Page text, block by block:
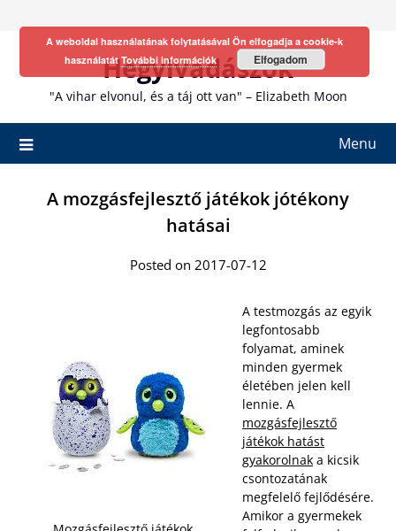
Hegyivadászok
"A vihar elvonul, és a táj ott van" – Elizabeth Moon
Menu
A mozgásfejlesztő játékok jótékony
hatásai
Posted on 2017-07-12
A testmozgás az egyik
legfontosabb
folyamat, aminek
minden gyermek
életében jelen kell
lennie. A
mozgásfejlesztő
játékok hatást
gyakorolnak a kicsik
csontozatának
megfelelő fejlődésére.
Amikor a gyermekek
A weboldal használatának folytatásával Ön elfogadja a cookie-k
használatátTovábbi információk Elfogadom